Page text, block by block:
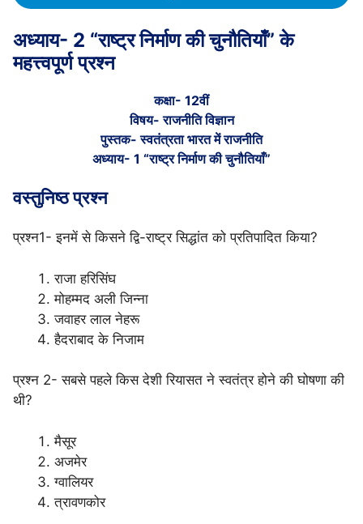
अध्याय- 2 “राष्ट्र निर्माण की चुनौतियाँ” के
महत्त्वपूर्ण प्रश्न
कक्षा- 12वीं
विषय- राजनीति विज्ञान
पुस्तक- स्वतंत्रता भारत में राजनीति
अध्याय- 1 “राष्ट्र निर्माण की चुनौतियाँ”
वस्तुनिष्ठ प्रश्न
प्रश्न1- इनमें से किसने द्वि-राष्ट्र सिद्धांत को प्रतिपादित किया?
राजा हरिसिंघ
मोहम्मद अली जिन्ना
जवाहर लाल नेहरू
हैदराबाद के निजाम
प्रश्न 2- सबसे पहले किस देशी रियासत ने स्वतंत्र होने की घोषणा की
थी?
मैसूर
अजमेर
ग्वालियर
त्रावणकोर